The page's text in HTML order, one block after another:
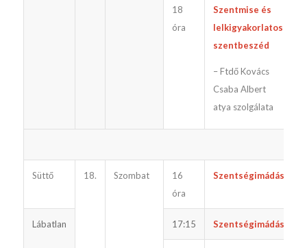
18
óra
Szentmise és
lelkigyakorlatos
szentbeszéd
– Ftdő Kovács
Csaba Albert
atya szolgálata
Süttő 18. Szombat
16
óra
Szentségimádás
Lábatlan 17:15 Szentségimádás